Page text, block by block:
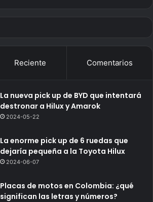
Reciente Comentarios
La nueva pick up de BYD que intentará
destronar a Hilux y Amarok
2024-05-22
La enorme pick up de 6 ruedas que
dejaría pequeña a la Toyota Hilux
2024-06-07
Placas de motos en Colombia: ¿qué
significan las letras y números?